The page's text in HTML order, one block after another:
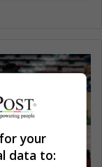
your
data to: